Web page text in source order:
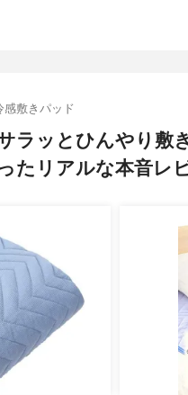
感敷きパッド
ラッとひんやり敷
たリアルな本音レ